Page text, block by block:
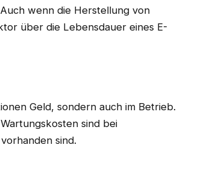
wenn die Herstellung von
über die Lebensdauer eines E-
Geld, sondern auch im Betrieb.
sind bei
sind.